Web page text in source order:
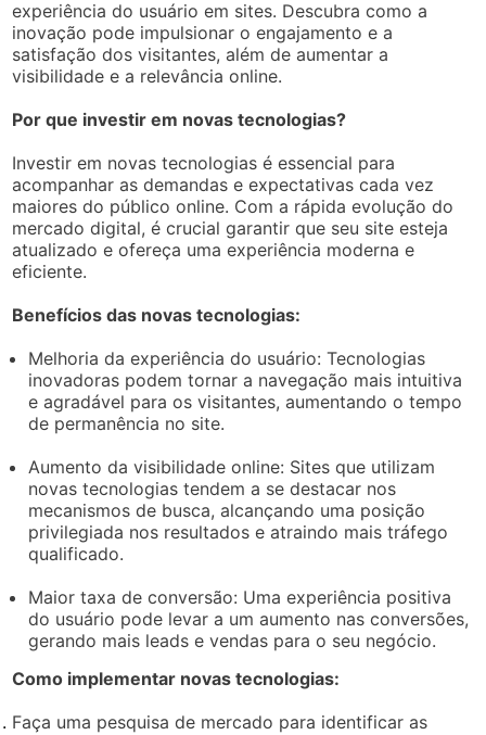
experiência do usuário em sites. Descubra como a
inovação pode impulsionar o engajamento e a
satisfação dos visitantes, além de aumentar a
visibilidade e a relevância online.
Por que investir em novas tecnologias?
Investir em novas tecnologias é essencial para
acompanhar as demandas e expectativas cada vez
maiores do público online. Com a rápida evolução do
mercado digital, é crucial garantir que seu site esteja
atualizado e ofereça uma experiência moderna e
eficiente.
Benefícios das novas tecnologias:
Melhoria da experiência do usuário: Tecnologias
inovadoras podem tornar a navegação mais intuitiva
e agradável para os visitantes, aumentando o tempo
de permanência no site.
Aumento da visibilidade online: Sites que utilizam
novas tecnologias tendem a se destacar nos
mecanismos de busca, alcançando uma posição
privilegiada nos resultados e atraindo mais tráfego
qualificado.
Maior taxa de conversão: Uma experiência positiva
do usuário pode levar a um aumento nas conversões,
gerando mais leads e vendas para o seu negócio.
Como implementar novas tecnologias:
Faça uma pesquisa de mercado para identificar as